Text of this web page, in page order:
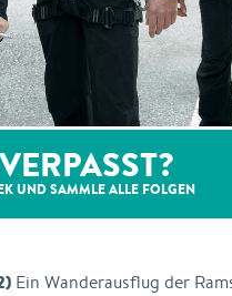
UND SAMMLE ALLE FOLGEN
Ein Wanderausflug der